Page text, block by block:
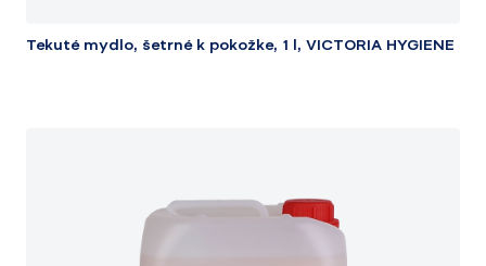
Tekuté mydlo, šetrné k pokožke, 1 l, VICTORIA HYGIENE